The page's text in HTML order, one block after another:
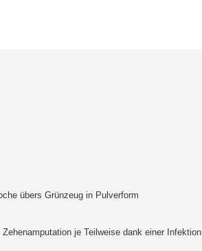
übers Grünzeug in Pulverform
je Teilweise dank einer